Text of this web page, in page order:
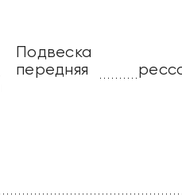
Подвеска
передняя